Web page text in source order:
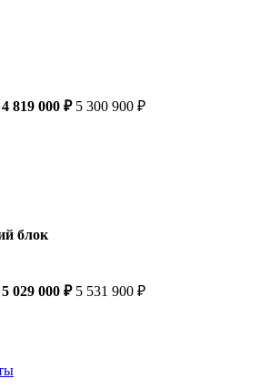
4 819 000 ₽ 5 300 900 ₽
блок
5 029 000 ₽ 5 531 900 ₽